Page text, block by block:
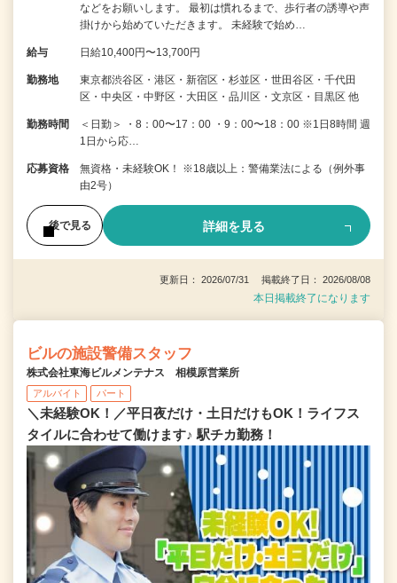
などをお願いします。 最初は慣れるまで、歩行者の誘導や声
掛けから始めていただきます。 未経験で始め…
給与 日給10,400円〜13,700円
勤務地
東京都渋谷区・港区・新宿区・杉並区・世田谷区・千代田
区・中央区・中野区・大田区・品川区・文京区・目黒区 他
勤務時間
＜日勤＞ ・8：00〜17：00 ・9：00〜18：00 ※1日8時間 週
1日から応…
応募資格
無資格・未経験OK！ ※18歳以上：警備業法による（例外事
由2号）
後で見る 詳細を見る
更新日： 2026/07/31 掲載終了日： 2026/08/08
本日掲載終了になります
ビルの施設警備スタッフ
株式会社東海ビルメンテナス 相模原営業所
アルバイト パート
＼未経験OK！／平日夜だけ・土日だけもOK！ライフス
タイルに合わせて働けます♪ 駅チカ勤務！